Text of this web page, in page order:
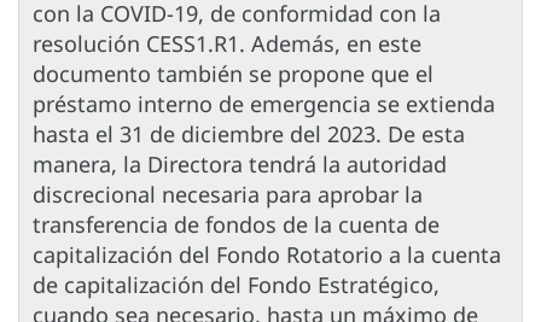
con la COVID-19, de conformidad con la
resolución CESS1.R1. Además, en este
documento también se propone que el
préstamo interno de emergencia se extienda
hasta el 31 de diciembre del 2023. De esta
manera, la Directora tendrá la autoridad
discrecional necesaria para aprobar la
transferencia de fondos de la cuenta de
capitalización del Fondo Rotatorio a la cuenta
de capitalización del Fondo Estratégico,
cuando sea necesario, hasta un máximo de